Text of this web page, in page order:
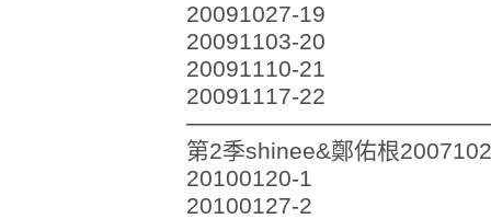
20091027-19
20091103-20
20091110-21
20091117-22
第2季shinee&鄭佑根
20100120-1
20100127-2